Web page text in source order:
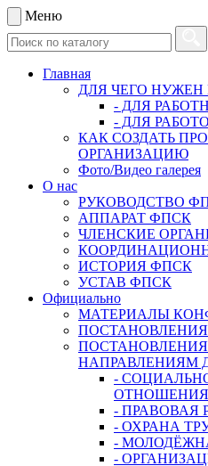
Меню
Главная
ДЛЯ ЧЕГО
- ДЛЯ
- ДЛЯ
КАК СОЗДАТЬ
ОРГАНИЗАЦИЮ
Фото/Видео галерея
О нас
РУКОВОДСТВО
АППАРАТ ФПСК
ЧЛЕНСКИЕ
ИСТОРИЯ ФПСК
УСТАВ ФПСК
Официально
МАТЕРИАЛЫ
НАПРАВЛЕНИЯМ
-
ОТНОШЕНИЯ
- ПРАВОВАЯ
- ОХРАНА
-
-